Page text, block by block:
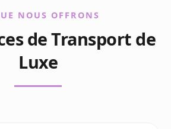
NOUS OFFRONS
de Transport de
Luxe